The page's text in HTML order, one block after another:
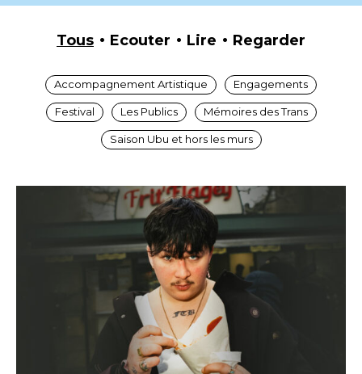
Tous Ecouter Lire Regarder
Accompagnement Artistique Engagements
Festival Les Publics Mémoires des Trans
Saison Ubu et hors les murs